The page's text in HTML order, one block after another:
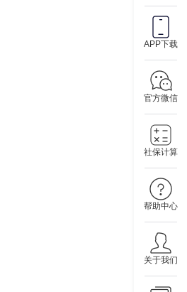
APP下载
官方微信
社保计算
帮助中心
关于我们